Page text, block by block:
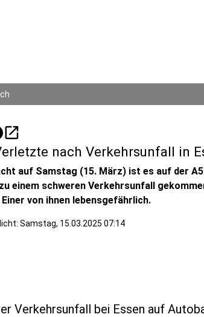
open_in_new
nach Verkehrsunfall in
auf Samstag (15. März) ist es auf der
einem schweren Verkehrsunfall
von ihnen lebensgefährlich.
Samstag, 15.03.2025 07:14
Verkehrsunfall bei Essen auf